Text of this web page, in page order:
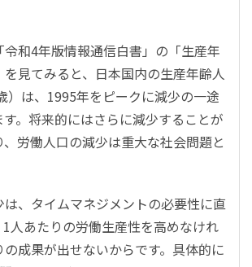
和4年版情報通信白書」の「生産年
見てみると、日本国内の生産年齢人
）は、1995年をピークに減少の一途
。将来的にはさらに減少することが
労働人口の減少は重大な社会問題と
は、タイムマネジメントの必要性に直
人あたりの労働生産性を高めなけれ
成果が出せないからです。具体的に